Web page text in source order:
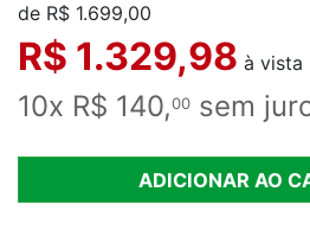
de R$ 1.699,00
R$ 1.329,98 à vista
10x R$ 140,00 sem
ADICIONAR AO